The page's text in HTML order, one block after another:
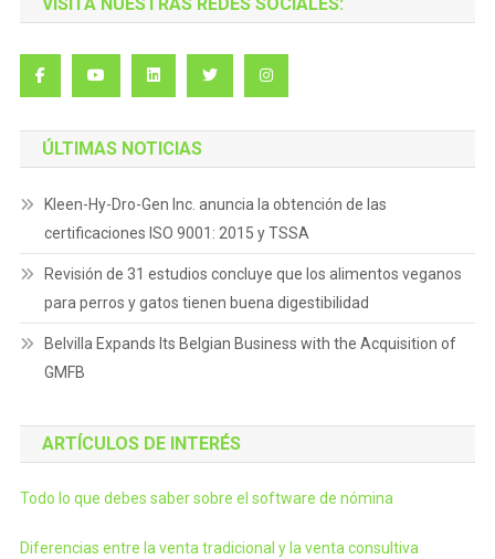
ÚLTIMAS NOTICIAS
Kleen-Hy-Dro-Gen Inc. anuncia la obtención de las
certificaciones ISO 9001: 2015 y TSSA
Revisión de 31 estudios concluye que los alimentos veganos
para perros y gatos tienen buena digestibilidad
Belvilla Expands Its Belgian Business with the Acquisition of
GMFB
ARTÍCULOS DE INTERÉS
Todo lo que debes saber sobre el software de nómina
Diferencias entre la venta tradicional y la venta consultiva